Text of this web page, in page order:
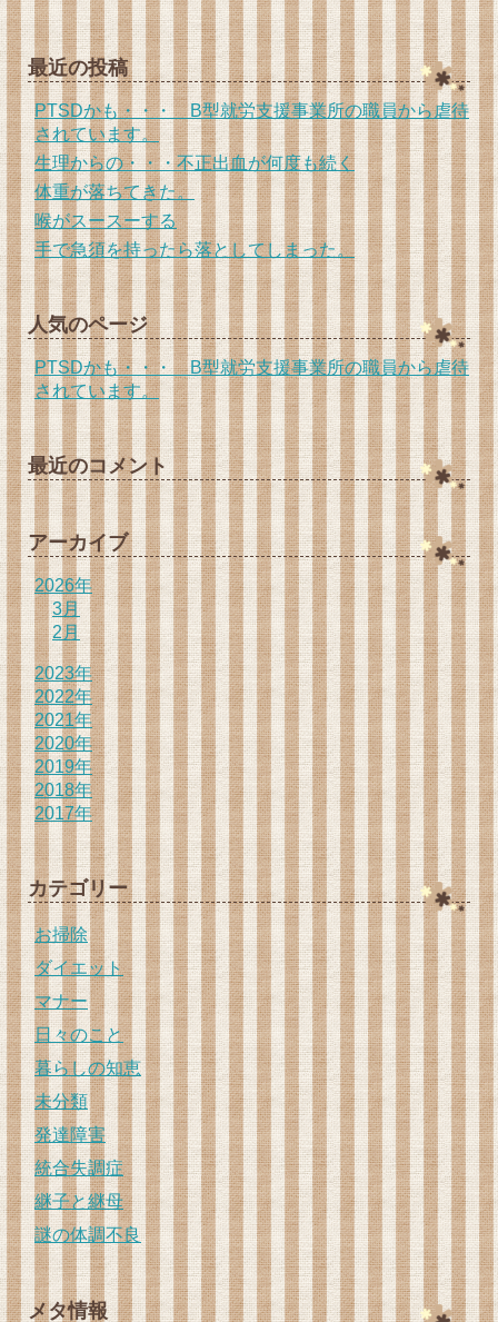
最近の投稿
PTSDかも・・・ B型就労支援事業所の職員から虐待
されています。
生理からの・・・不正出血が何度も続く
体重が落ちてきた。
喉がスースーする
手で急須を持ったら落としてしまった。
人気のページ
PTSDかも・・・ B型就労支援事業所の職員から虐待
されています。
最近のコメント
アーカイブ
2026年
3月
2月
2023年
2022年
2021年
2020年
2019年
2018年
2017年
カテゴリー
お掃除
ダイエット
マナー
日々のこと
暮らしの知恵
未分類
発達障害
統合失調症
継子と継母
謎の体調不良
メタ情報